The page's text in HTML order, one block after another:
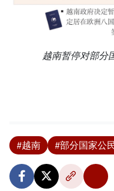
越南暂停对部分
#越南 #部分国家公